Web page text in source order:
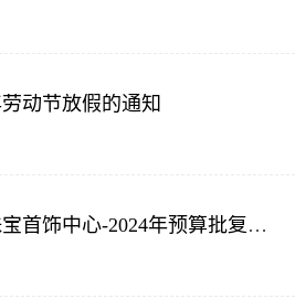
动节放假的通知
中国轻工珠宝首饰中心-2024年预算批复报表